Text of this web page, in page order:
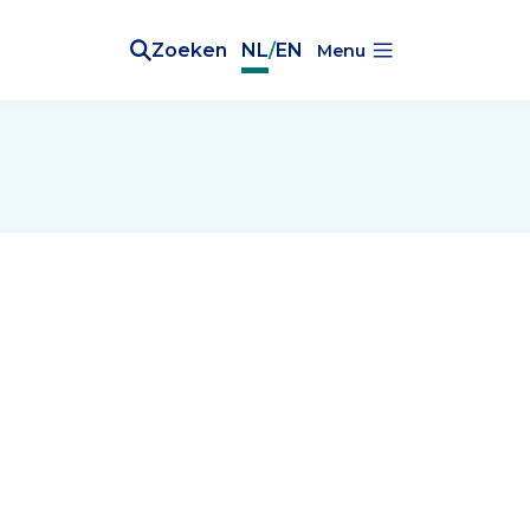
Zoeken NL/EN Menu